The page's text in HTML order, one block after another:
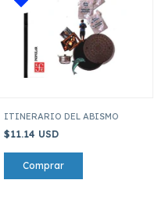
ITINERARIO DEL ABISMO
$11.14 USD